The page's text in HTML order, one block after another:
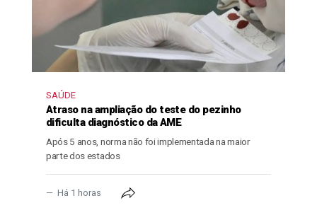
SAÚDE
Atraso na ampliação do teste do pezinho
dificulta diagnóstico da AME
Após 5 anos, norma não foi implementada na maior
parte dos estados
Há 1 horas